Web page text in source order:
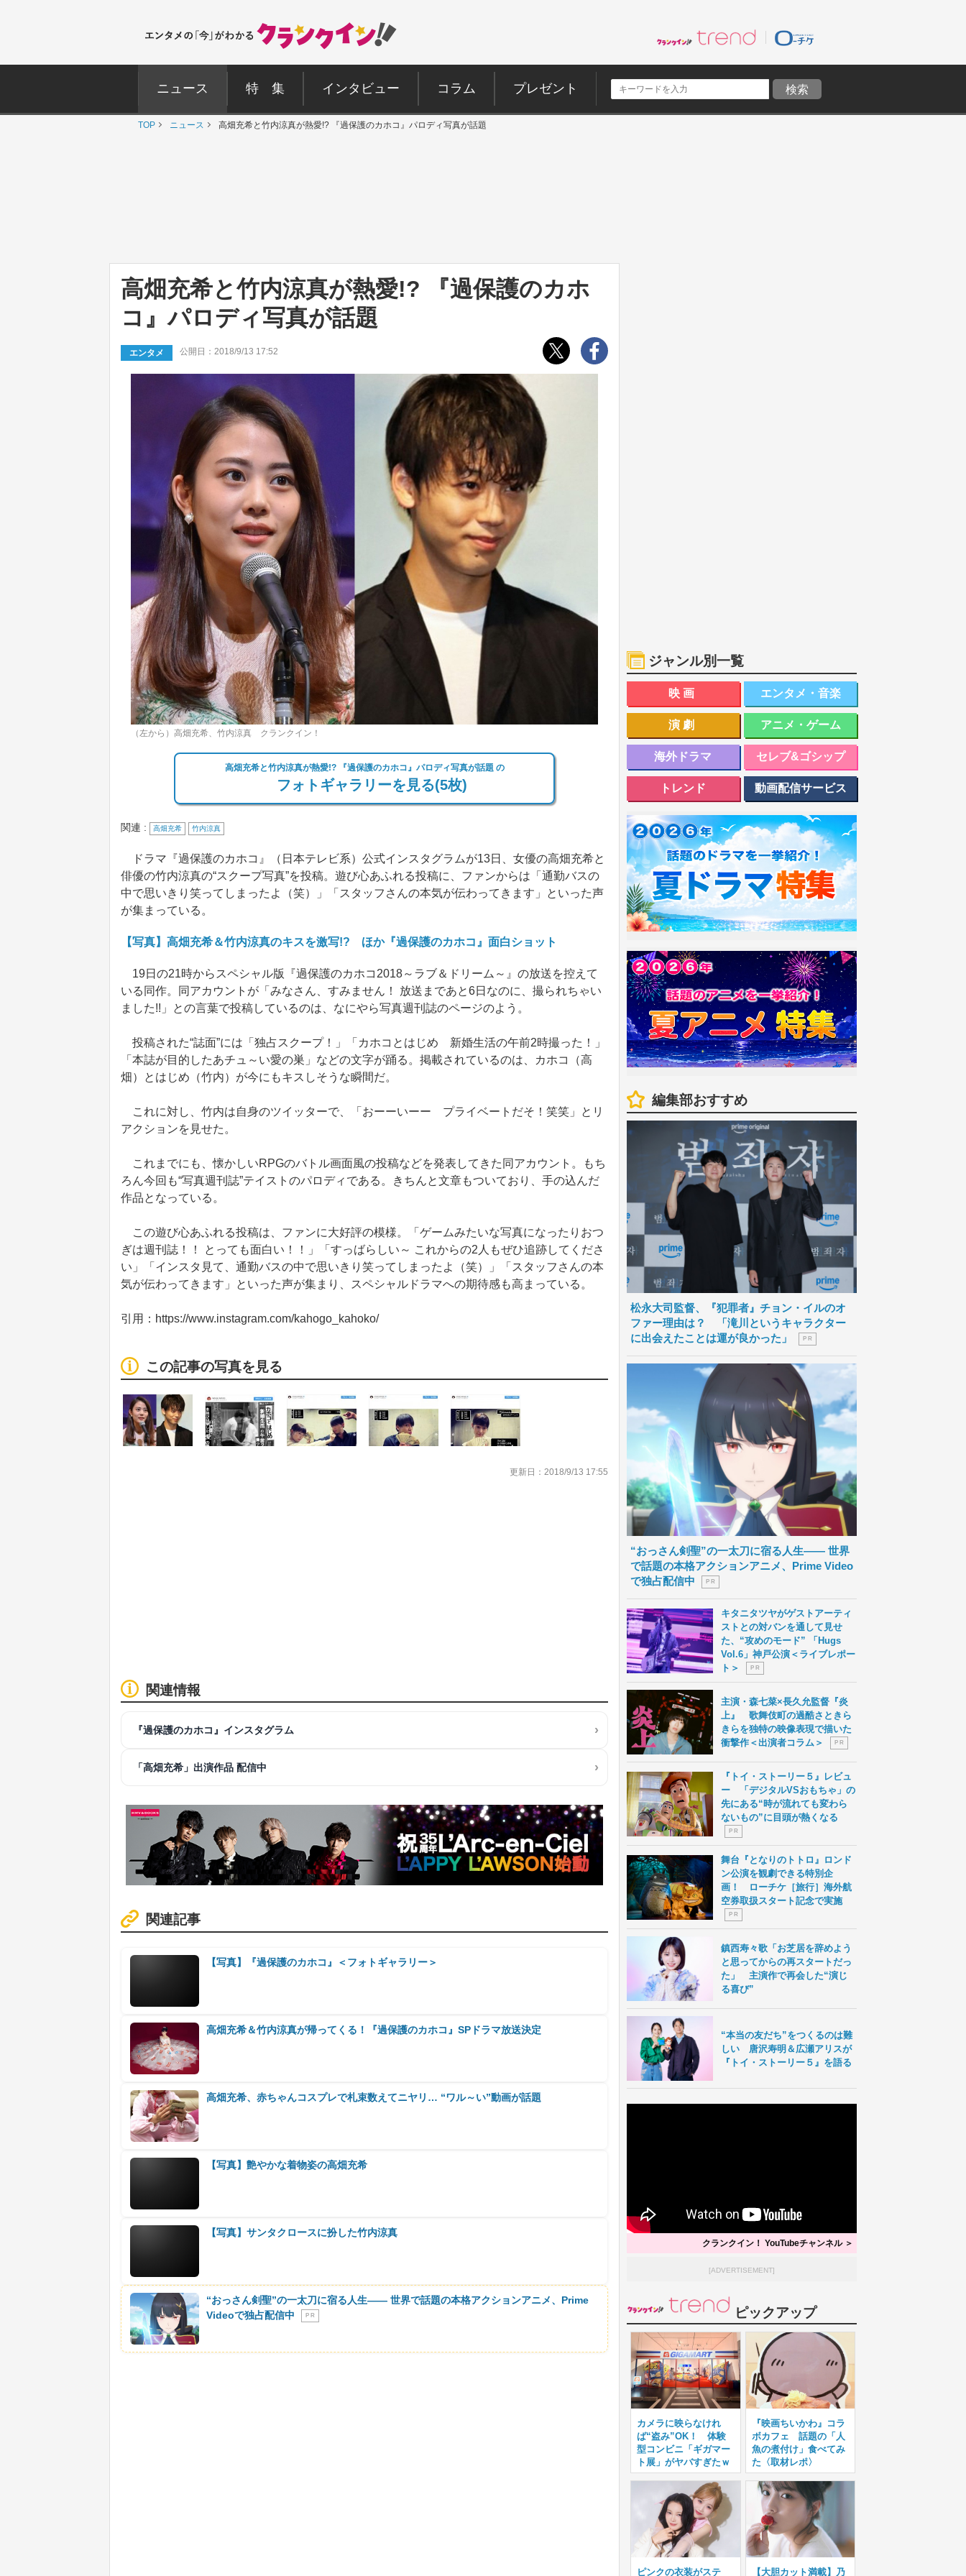
ニュース 特 集 インタビュー コラム プレゼント
TOP ニュース 高畑充希と竹内涼真が熱愛!? 『過保護のカホコ』パロディ写真が話題
高畑充希と竹内涼真が熱愛!? 『過保護のカホ
コ』パロディ写真が話題
エンタメ 公開日：2018/9/13 17:52
（左から）高畑充希、竹内涼真 クランクイン！
高畑充希と竹内涼真が熱愛!? 『過保護のカホコ』パロディ写真が話題 の
フォトギャラリーを見る(5枚)
関連 : 高畑充希 竹内涼真
ドラマ『過保護のカホコ』（日本テレビ系）公式インスタグラムが13日、女優の高畑充希と
俳優の竹内涼真の“スクープ写真”を投稿。遊び心あふれる投稿に、ファンからは「通勤バスの
中で思いきり笑ってしまったよ（笑）」「スタッフさんの本気が伝わってきます」といった声
が集まっている。
【写真】高畑充希＆竹内涼真のキスを激写!? ほか『過保護のカホコ』面白ショット
19日の21時からスペシャル版『過保護のカホコ2018～ラブ＆ドリーム～』の放送を控えて
いる同作。同アカウントが「みなさん、すみません！ 放送まであと6日なのに、撮られちゃい
ました!!」との言葉で投稿しているのは、なにやら写真週刊誌のページのよう。
投稿された“誌面”には「独占スクープ！」「カホコとはじめ 新婚生活の午前2時撮った！」
「本誌が目的したあチュ～い愛の巣」などの文字が踊る。掲載されているのは、カホコ（高
畑）とはじめ（竹内）が今にもキスしそうな瞬間だ。
これに対し、竹内は自身のツイッターで、「おーーいーー プライベートだそ！笑笑」とリ
アクションを見せた。
これまでにも、懐かしいRPGのバトル画面風の投稿などを発表してきた同アカウント。もち
ろん今回も“写真週刊誌”テイストのパロディである。きちんと文章もついており、手の込んだ
作品となっている。
この遊び心あふれる投稿は、ファンに大好評の模様。「ゲームみたいな写真になったりおつ
ぎは週刊誌！！ とっても面白い！！」「すっばらしい～ これからの2人もぜひ追跡してくださ
い」「インスタ見て、通勤バスの中で思いきり笑ってしまったよ（笑）」「スタッフさんの本
気が伝わってきます」といった声が集まり、スペシャルドラマへの期待感も高まっている。
引用：https://www.instagram.com/kahogo_kahoko/
この記事の写真を見る
更新日：2018/9/13 17:55
関連情報
『過保護のカホコ』インスタグラム
「高畑充希」出演作品 配信中
関連記事
【写真】『過保護のカホコ』＜フォトギャラリー＞
高畑充希＆竹内涼真が帰ってくる！『過保護のカホコ』SPドラマ放送決定
高畑充希、赤ちゃんコスプレで札束数えてニヤリ… “ワル～い”動画が話題
【写真】艶やかな着物姿の高畑充希
【写真】サンタクロースに扮した竹内涼真
“おっさん剣聖”の一太刀に宿る人生―― 世界で話題の本格アクションアニメ、Prime
Videoで独占配信中
P R
ジャンル別一覧
映画 エンタメ・音楽
演劇 アニメ・ゲーム
海外ドラマ セレブ&ゴシップ
トレンド 動画配信サービス
編集部おすすめ
松永大司監督、『犯罪者』チョン・イルのオ
ファー理由は？ 「滝川というキャラクター
に出会えたことは運が良かった」
P R
“おっさん剣聖”の一太刀に宿る人生―― 世界
で話題の本格アクションアニメ、Prime Video
で独占配信中
P R
キタニタツヤがゲストアーティ
ストとの対バンを通して見せ
た、“攻めのモード” 「Hugs
Vol.6」神戸公演＜ライブレポー
ト＞
P R
主演・森七菜×長久允監督『炎
上』 歌舞伎町の過酷さときら
きらを独特の映像表現で描いた
衝撃作＜出演者コラム＞
P R
『トイ・ストーリー５』レビュ
ー 「デジタルVSおもちゃ」の
先にある“時が流れても変わら
ないもの”に目頭が熱くなる
P R
舞台『となりのトトロ』ロンド
ン公演を観劇できる特別企
画！ ローチケ［旅行］海外航
空券取扱スタート記念で実施
P R
鎮西寿々歌「お芝居を辞めよう
と思ってからの再スタートだっ
た」 主演作で再会した“演じ
る喜び”
“本当の友だち”をつくるのは難
しい 唐沢寿明＆広瀬アリスが
『トイ・ストーリー５』を語る
クランクイン！ YouTubeチャンネル ＞
[ADVERTISEMENT]
ピックアップ
カメラに映らなけれ
ば“盗み”OK！ 体験
型コンビニ「ギガマー
ト展」がヤバすぎたｗ
『映画ちいかわ』コラ
ボカフェ 話題の「人
魚の煮付け」食べてみ
た〈取材レポ〉
ピンクの衣装がステ 【大胆カット満載】乃